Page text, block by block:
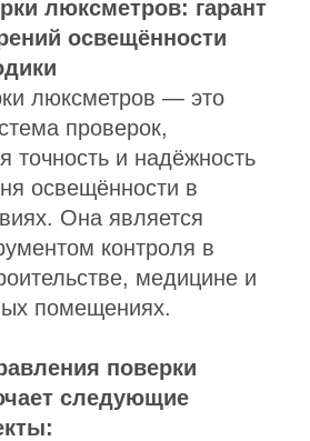
люксметров: гарант
освещённости
люксметров — это
проверок,
точность и надёжность
освещённости в
Она является
контроля в
медицине и
помещениях.
поверки
следующие